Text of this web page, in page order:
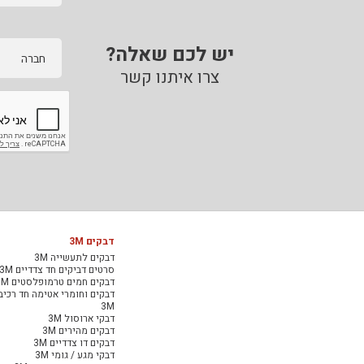
יש לכם שאלה?
צרו איתנו קשר
חברה
דבקים 3M
דבקים לתעשייה 3M
סרטים דביקים חד צדדיים 3M
דבקים חמים טרמופלסטים 3M
דבקים וחומרי אטימה חד
3M
דבקי ארוסול 3M
דבקים מהירים 3M
דבקים דו צדדיים 3M
דבקי מגע / גומי 3M